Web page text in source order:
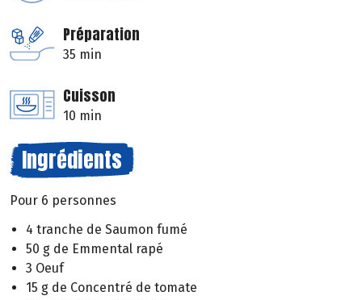
Préparation
35 min
Cuisson
10 min
Ingrédients
Pour 6 personnes
4 tranche de Saumon fumé
50 g de Emmental rapé
3 Oeuf
15 g de Concentré de tomate